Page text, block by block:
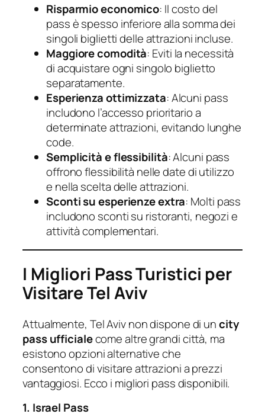
Risparmio economico: Il costo del
pass è spesso inferiore alla somma dei
singoli biglietti delle attrazioni incluse.
Maggiore comodità: Eviti la necessità
di acquistare ogni singolo biglietto
separatamente.
Esperienza ottimizzata: Alcuni pass
includono l’accesso prioritario a
determinate attrazioni, evitando lunghe
code.
Semplicità e flessibilità: Alcuni pass
offrono flessibilità nelle date di utilizzo
e nella scelta delle attrazioni.
Sconti su esperienze extra: Molti pass
includono sconti su ristoranti, negozi e
attività complementari.
I Migliori Pass Turistici per
Visitare Tel Aviv
Attualmente, Tel Aviv non dispone di uncity
pass ufficialecome altre grandi città, ma
esistono opzioni alternative che
consentono di visitare attrazioni a prezzi
vantaggiosi. Ecco i migliori pass disponibili.
1. Israel Pass